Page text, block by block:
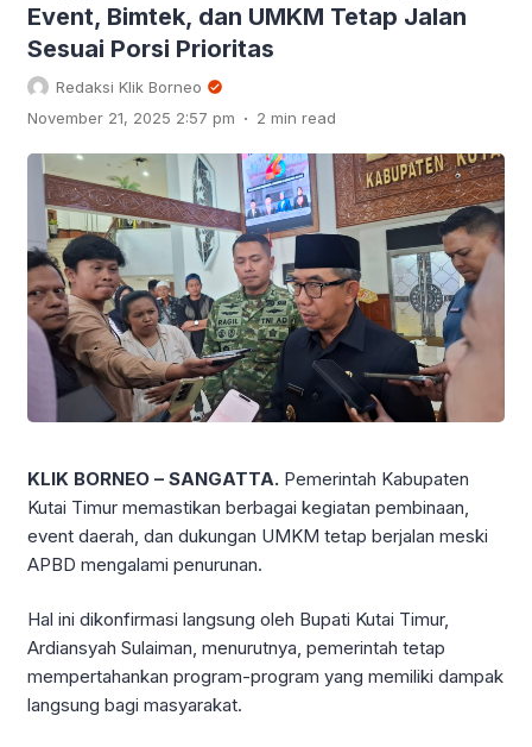
Event, Bimtek, dan UMKM Tetap Jalan
Sesuai Porsi Prioritas
Redaksi Klik Borneo
November 21, 2025 2:57 pm . 2 min read
KLIK BORNEO – SANGATTA. Pemerintah Kabupaten
Kutai Timur memastikan berbagai kegiatan pembinaan,
event daerah, dan dukungan UMKM tetap berjalan meski
APBD mengalami penurunan.
Hal ini dikonfirmasi langsung oleh Bupati Kutai Timur,
Ardiansyah Sulaiman, menurutnya, pemerintah tetap
mempertahankan program-program yang memiliki dampak
langsung bagi masyarakat.